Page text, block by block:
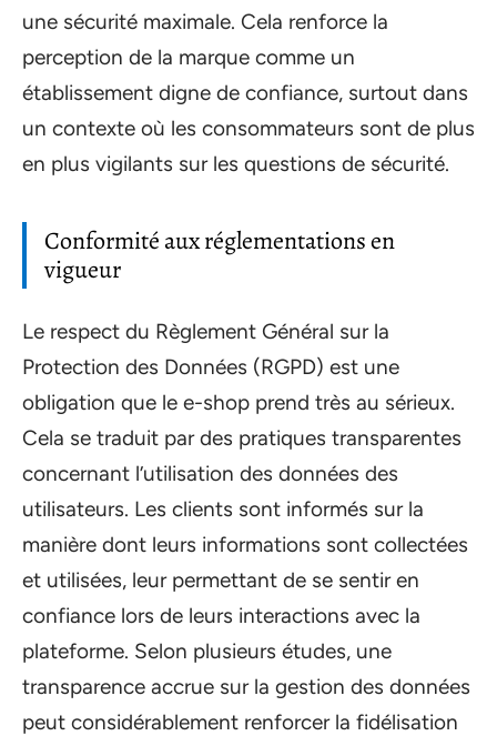
une sécurité maximale. Cela renforce la
perception de la marque comme un
établissement digne de confiance, surtout dans
un contexte où les consommateurs sont de plus
en plus vigilants sur les questions de sécurité.
Conformité aux réglementations en
vigueur
Le respect du Règlement Général sur la
Protection des Données (RGPD) est une
obligation que le e-shop prend très au sérieux.
Cela se traduit par des pratiques transparentes
concernant l’utilisation des données des
utilisateurs. Les clients sont informés sur la
manière dont leurs informations sont collectées
et utilisées, leur permettant de se sentir en
confiance lors de leurs interactions avec la
plateforme. Selon plusieurs études, une
transparence accrue sur la gestion des données
peut considérablement renforcer la fidélisation